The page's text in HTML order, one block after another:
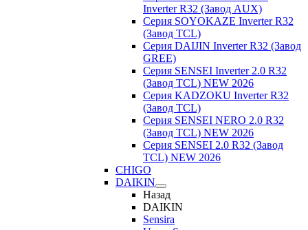
Inverter R32 (Завод AUX)
Серия SOYOKAZE Inverter R32
(Завод TCL)
Серия DAIJIN Inverter R32 (Завод
GREE)
Серия SENSEI Inverter 2.0 R32
(Завод TCL) NEW 2026
Серия KADZOKU Inverter R32
(Завод TCL)
Серия SENSEI NERO 2.0 R32
(Завод TCL) NEW 2026
Серия SENSEI 2.0 R32 (Завод
TCL) NEW 2026
CHIGO
DAIKIN
Назад
DAIKIN
Sensira